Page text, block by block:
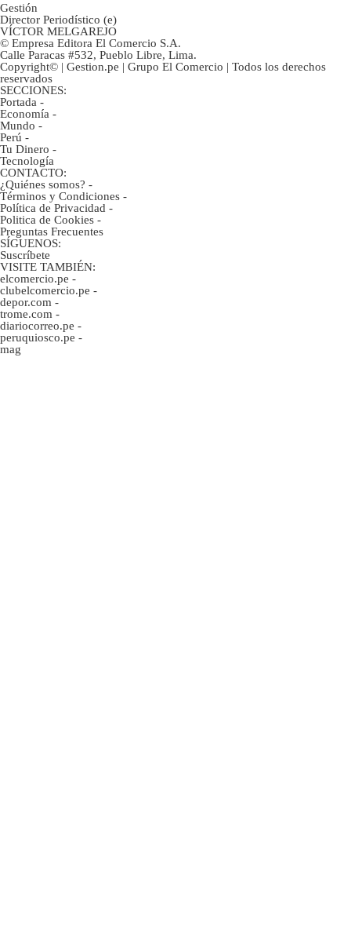
Gestión
Director Periodístico (e)
VÍCTOR MELGAREJO
© Empresa Editora El Comercio S.A.
Calle Paracas #532, Pueblo Libre, Lima.
Copyright© | Gestion.pe | Grupo El Comercio | Todos los derechos
reservados
SECCIONES:
Portada -
Economía -
Mundo -
Perú -
Tu Dinero -
Tecnología
CONTACTO:
¿Quiénes somos? -
Términos y Condiciones -
Política de Privacidad -
Politica de Cookies -
Preguntas Frecuentes
SÍGUENOS:
Suscríbete
VISITE TAMBIÉN:
elcomercio.pe -
clubelcomercio.pe -
depor.com -
trome.com -
diariocorreo.pe -
peruquiosco.pe -
mag